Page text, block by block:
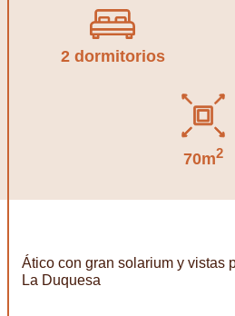
2 dormitorios
70m2
Ático con gran solarium y vistas
La Duquesa